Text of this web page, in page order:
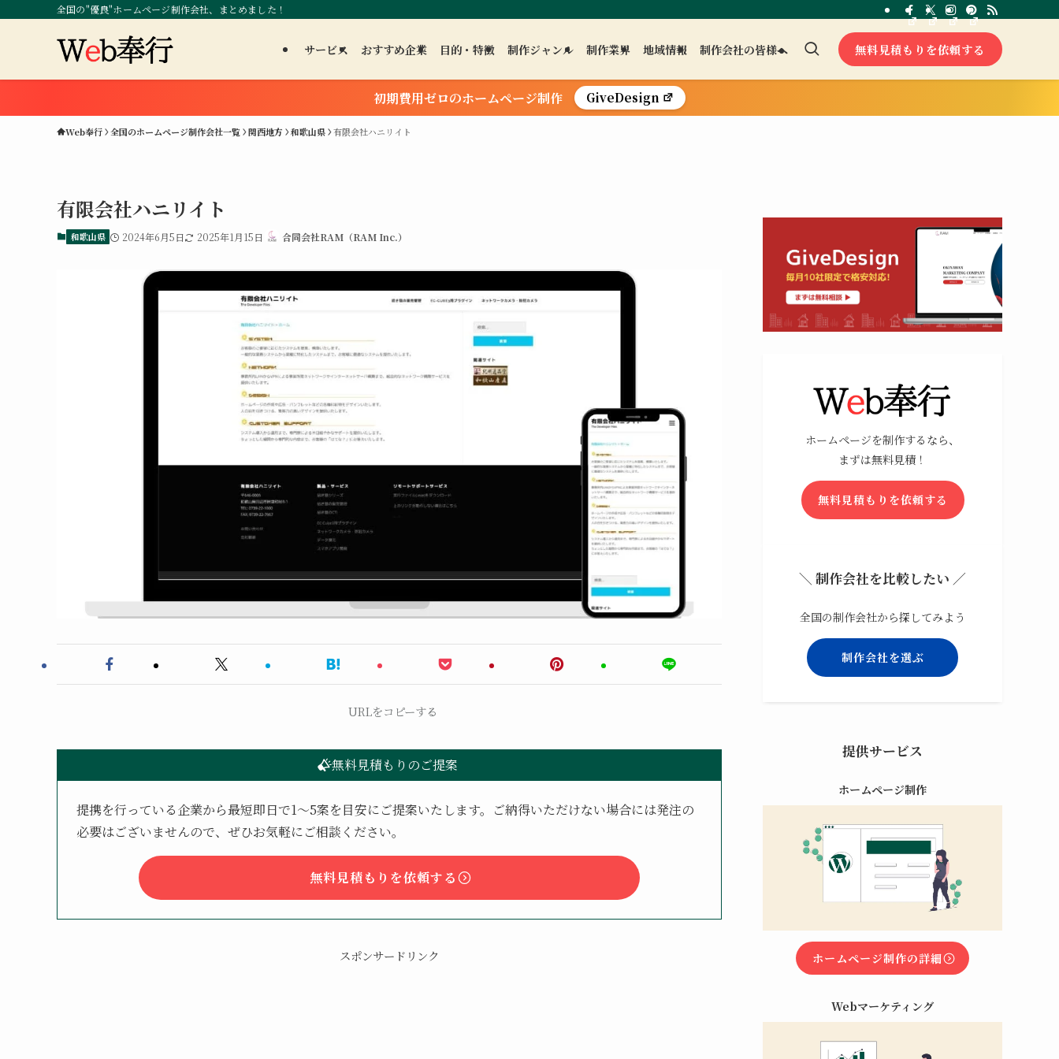
全国の"優良"ホームページ制作会社、まとめました！
サービス おすすめ企業 目的・特徴 制作ジャンル 制作業界 地域情報 制作会社の皆様へ 無料見積もりを依頼する
初期費用ゼロのホームページ制作 GiveDesign
Web奉行 全国のホームページ制作会社一覧 関西地方 和歌山県 有限会社ハニリイト
有限会社ハニリイト
和歌山県 2024年6月5日 2025年1月15日 合同会社RAM（RAM Inc.）
URLをコピーする
無料見積もりのご提案
提携を行っている企業から最短即日で1〜5案を目安にご提案いたします。ご納得いただけない場合には発注の
必要はございませんので、ぜひお気軽にご相談ください。
無料見積もりを依頼する
スポンサードリンク
ホームページを制作するなら、
まずは無料見積！
無料見積もりを依頼する
＼ 制作会社を比較したい ／
全国の制作会社から探してみよう
制作会社を選ぶ
提供サービス
ホームページ制作
ホームページ制作の詳細
Webマーケティング